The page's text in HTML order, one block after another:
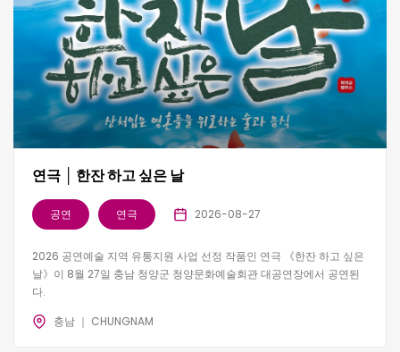
연극 │ 한잔 하고 싶은 날
공연 연극 2026-08-27
2026 공연예술 지역 유통지원 사업 선정 작품인 연극 《한잔 하고 싶은
날》이 8월 27일 충남 청양군 청양문화예술회관 대공연장에서 공연된
다.
충남 ｜ CHUNGNAM